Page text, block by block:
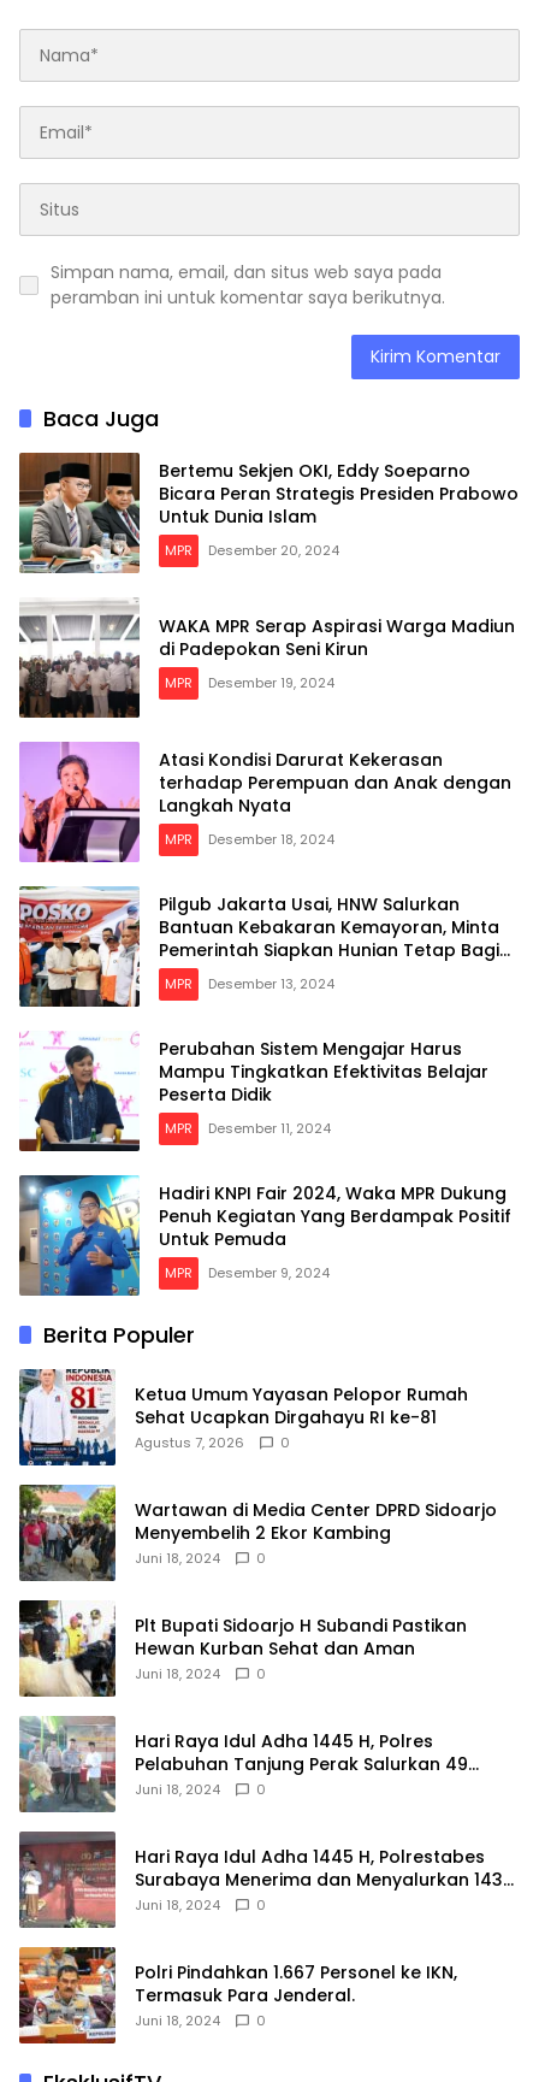
Simpan nama, email, dan situs web saya pada
peramban ini untuk komentar saya berikutnya.
Baca Juga
Bertemu Sekjen OKI, Eddy Soeparno
Bicara Peran Strategis Presiden Prabowo
Untuk Dunia Islam
MPR Desember 20, 2024
WAKA MPR Serap Aspirasi Warga Madiun
di Padepokan Seni Kirun
MPR Desember 19, 2024
Atasi Kondisi Darurat Kekerasan
terhadap Perempuan dan Anak dengan
Langkah Nyata
MPR Desember 18, 2024
Pilgub Jakarta Usai, HNW Salurkan
Bantuan Kebakaran Kemayoran, Minta
Pemerintah Siapkan Hunian Tetap Bagi
Para Korban
MPR Desember 13, 2024
Perubahan Sistem Mengajar Harus
Mampu Tingkatkan Efektivitas Belajar
Peserta Didik
MPR Desember 11, 2024
Hadiri KNPI Fair 2024, Waka MPR Dukung
Penuh Kegiatan Yang Berdampak Positif
Untuk Pemuda
MPR Desember 9, 2024
Berita Populer
Ketua Umum Yayasan Pelopor Rumah
Sehat Ucapkan Dirgahayu RI ke-81
Agustus 7, 2026 0
Wartawan di Media Center DPRD Sidoarjo
Menyembelih 2 Ekor Kambing
Juni 18, 2024 0
Plt Bupati Sidoarjo H Subandi Pastikan
Hewan Kurban Sehat dan Aman
Juni 18, 2024 0
Hari Raya Idul Adha 1445 H, Polres
Pelabuhan Tanjung Perak Salurkan 49
Hewan Korban.
Juni 18, 2024 0
Hari Raya Idul Adha 1445 H, Polrestabes
Surabaya Menerima dan Menyalurkan 143
Hewan Kurban
Juni 18, 2024 0
Polri Pindahkan 1.667 Personel ke IKN,
Termasuk Para Jenderal.
Juni 18, 2024 0